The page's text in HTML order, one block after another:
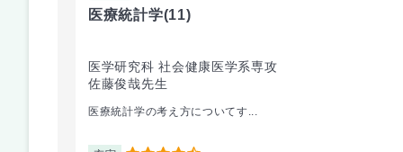
医療統計学(11)
医学研究科 社会健康医学系専攻
佐藤俊哉先生
医療統計学の考え方についてす...